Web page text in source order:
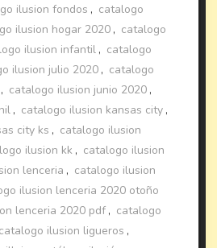
ilusion fondos , catalogo
ilusion hogar 2020 , catalogo
ilusion infantil , catalogo
ilusion julio 2020 , catalogo
, catalogo ilusion junio 2020 ,
, catalogo ilusion kansas city ,
city ks , catalogo ilusion
ilusion kk , catalogo ilusion
lenceria , catalogo ilusion
ilusion lenceria 2020 otoño
lenceria 2020 pdf , catalogo
catalogo ilusion ligueros ,